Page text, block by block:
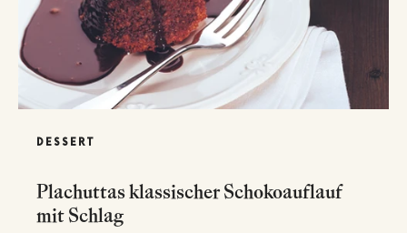
DESSERT
Plachuttas klassischer Schokoauflauf
mit Schlag